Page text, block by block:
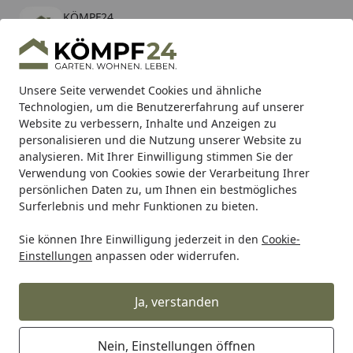
Unsere Seite verwendet Cookies und ähnliche
Technologien, um die Benutzererfahrung auf unserer
Website zu verbessern, Inhalte und Anzeigen zu
personalisieren und die Nutzung unserer Website zu
analysieren. Mit Ihrer Einwilligung stimmen Sie der
Verwendung von Cookies sowie der Verarbeitung Ihrer
persönlichen Daten zu, um Ihnen ein bestmögliches
Surferlebnis und mehr Funktionen zu bieten.
Sie können Ihre Einwilligung jederzeit in den Cookie-
Einstellungen anpassen oder widerrufen.
Ja, verstanden
Nein, Einstellungen öffnen
KÖMPF24
kostenlos - Im App Store
Hotline
Alle Produkte
Mein Konto
Suchen
Karibu Pools inkl. gratis Sandfilteranlage & Pool-
Starterset (Gesamtwert bis 468,99€)
Startseite
Auto & Zweirad Motorradzubehör & Werkzeuge
Supersprox Edge Disk 530 47Z (Gold)